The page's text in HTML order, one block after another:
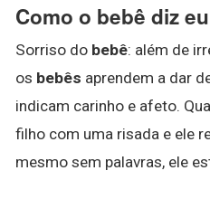
Como o bebê diz
Sorriso do bebê: além de
os bebês aprendem a dar
indicam carinho e afeto.
filho com uma risada e ele
mesmo sem palavras, ele